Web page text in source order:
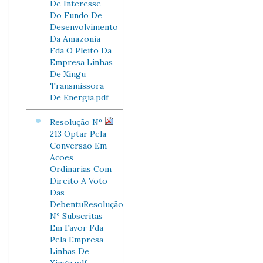
De Interesse
Do Fundo De
Desenvolvimento
Da Amazonia
Fda O Pleito Da
Empresa Linhas
De Xingu
Transmissora
De Energia.pdf
Resolução Nº
213 Optar Pela
Conversao Em
Acoes
Ordinarias Com
Direito A Voto
Das
DebentuResolução
Nº Subscritas
Em Favor Fda
Pela Empresa
Linhas De